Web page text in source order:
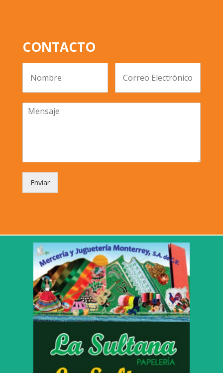
CONTACTO
Enviar